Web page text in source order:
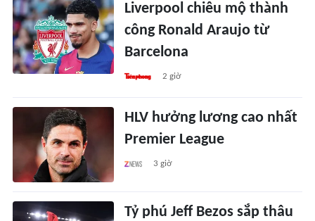
Liverpool chiêu mộ thành
công Ronald Araujo từ
Barcelona
2 giờ
HLV hưởng lương cao nhất
Premier League
3 giờ
Tỷ phú Jeff Bezos sắp thâu